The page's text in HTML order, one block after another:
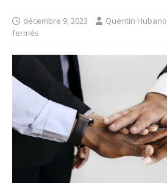
décembre 9, 2023 Quentin
fermés